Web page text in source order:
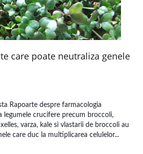
care poate neutraliza genele
Rapoarte despre farmacologia
legumele crucifere precum broccoli,
varza, kale si vlastarii de broccoli au
care duc la multiplicarea celulelor...